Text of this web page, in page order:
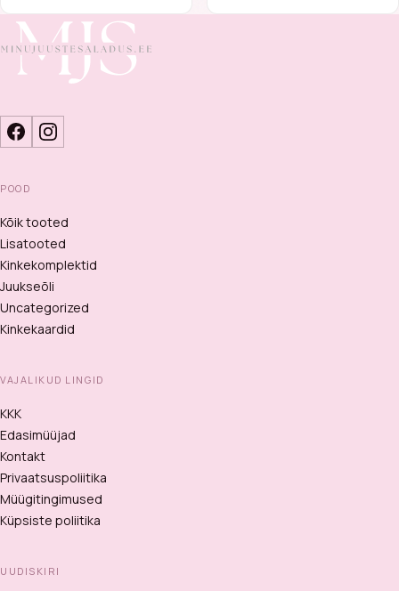
POOD
Kõik tooted
Lisatooted
Kinkekomplektid
Juukseõli
Uncategorized
Kinkekaardid
VAJALIKUD LINGID
KKK
Edasimüüjad
Kontakt
Privaatsuspoliitika
Müügitingimused
Küpsiste poliitika
UUDISKIRI